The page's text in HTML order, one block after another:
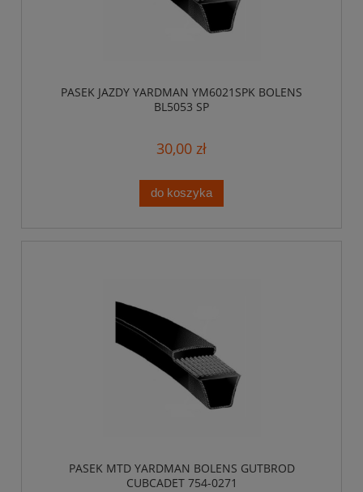
PASEK JAZDY YARDMAN YM6021SPK BOLENS
BL5053 SP
30,00 zł
do koszyka
PASEK MTD YARDMAN BOLENS GUTBROD
CUBCADET 754-0271